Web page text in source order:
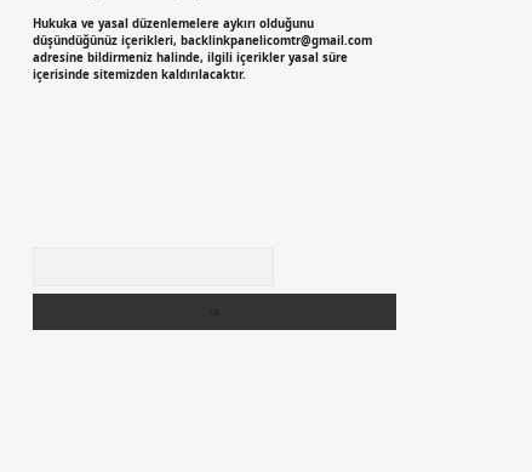
Hukuka ve yasal düzenlemelere aykırı olduğunu
düşündüğünüz içerikleri, backlinkpanelicomtr@gmail.com
adresine bildirmeniz halinde, ilgili içerikler yasal süre
içerisinde sitemizden kaldırılacaktır.